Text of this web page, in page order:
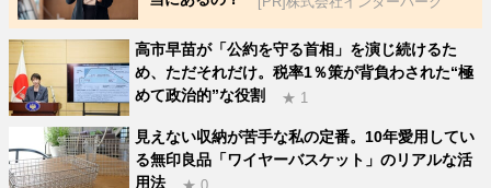
高市早苗が「公約を守る首相」を演じ続けるた
め、ただそれだけ。税率1％策が背負わされた“極
めて政治的”な役割
★ 1
見えない収納が苦手な私の定番。10年愛用してい
る無印良品「ワイヤーバスケット」のリアルな活
用法